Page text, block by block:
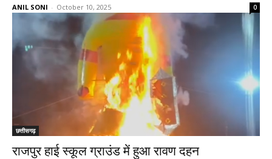
ANIL SONI - October 10, 2025 0
छत्तीसगढ़
राजपुर हाई स्कूल ग्राउंड में हुआ रावण दहन